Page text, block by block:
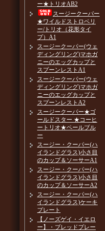
ー★トリオAB2
スージークーパー
★ワイルドストロベリ
ー/トリオ（花形タイ
プ）A1
スージークーパー(ウェ
ディングリング)マホガ
ニーのエッグカップと
スプーンレストA1
スージークーパー(ウェ
ディングリング)マホガ
ニーのエッグカップと
スプーンレストA2
スージークーパー★ゴ
ールドスター ★コーヒ
ートリオ★ペールブル
ー
スージー・クーパー(ハ
イランドグラス)小さ目
のカップ＆ソーサーA1
スージー・クーパー(ハ
イランドグラス)小さ目
のカップ＆ソーサーA2
スージー・クーパー(ハ
イランドグラス)ケーキ
プレート
【ノーズゲイ・イエロ
ー】・ブレッドプレー